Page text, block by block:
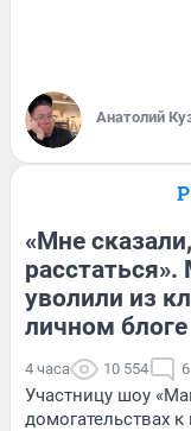
Анатолий
«Мне
уволили из
личном блоге
4 часа 10 554 6
Участницу шоу
домогательствах